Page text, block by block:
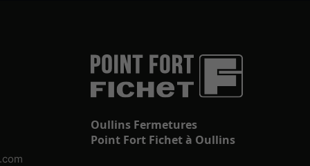
Oullins Fermetures
Point Fort Fichet à Oullins